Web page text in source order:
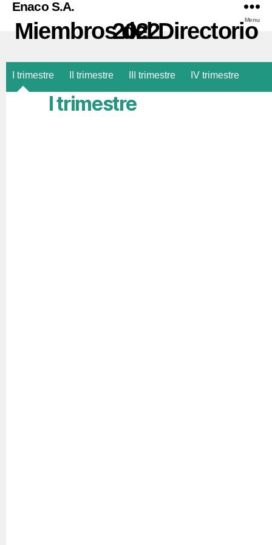
Enaco S.A.
Menu
Miembros del Directorio 2022
I trimestre II trimestre III trimestre IV trimestre
I trimestre